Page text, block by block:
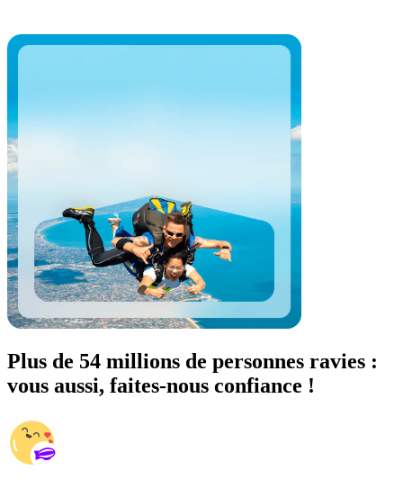
Plus de 54 millions de personnes ravies :
vous aussi, faites-nous confiance !